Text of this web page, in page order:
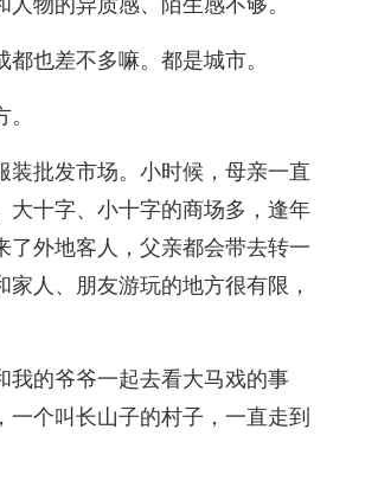
物的异质感、陌生感不够。
也差不多嘛。都是城市。
装批发市场。小时候，母亲一直
大十字、小十字的商场多，逢年
了外地客人，父亲都会带去转一
人、朋友游玩的地方很有限，
我的爷爷一起去看大马戏的事
个叫长山子的村子，一直走到